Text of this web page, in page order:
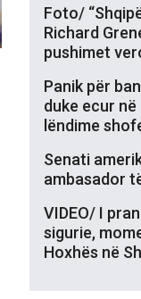
Foto/
Richard
pushimet
Panik për
duke ecur
lëndime
Senati
ambasador
VIDEO/ I
sigurie,
Hoxhës në